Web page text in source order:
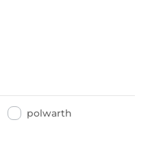
polwarth